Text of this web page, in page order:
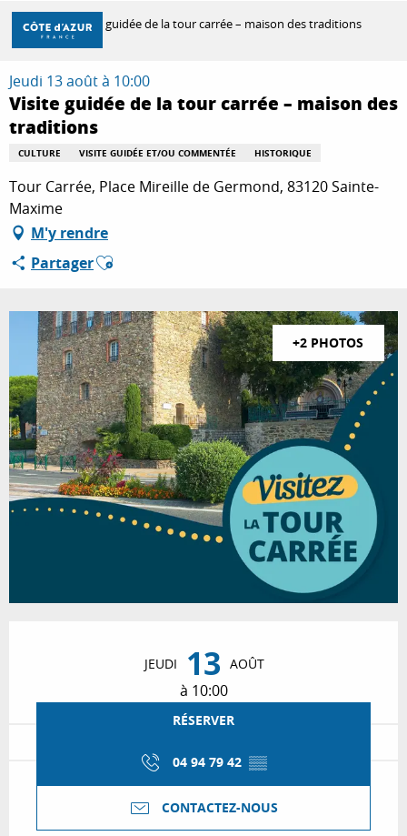
Aller
contenu
principal
DÉCOUVRIR
À FAIRE
SÉJOURNER
Accueil Visite guidée de la tour carrée – maison des traditions
Jeudi 13 août à 10:00
Visite guidée de la tour carrée – maison des
traditions
CULTURE VISITE GUIDÉE ET/OU COMMENTÉE HISTORIQUE
Tour Carrée, Place Mireille de Germond, 83120 Sainte-
Maxime
M'y rendre
PartagerAjouter aux favoris
+2 PHOTOS
JEUDI 13 AOÛT
à 10:00
RÉSERVER
04 94 79 42 ▒▒
CONTACTEZ-NOUS